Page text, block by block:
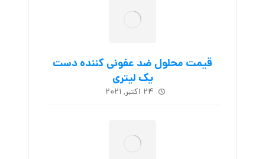
قیمت محلول ضد عفونی کننده دست
یک لیتری
۲۴ اکتبر, ۲۰۲۱